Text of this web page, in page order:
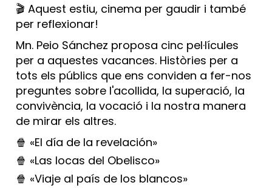
🎬 Aquest estiu, cinema per gaudir i també
per reflexionar!
Mn. Peio Sánchez proposa cinc pel·lícules
per a aquestes vacances. Històries per a
tots els públics que ens conviden a fer-nos
preguntes sobre l'acollida, la superació, la
convivència, la vocació i la nostra manera
de mirar els altres.
🍿 «El día de la revelación»
🍿 «Las locas del Obelisco»
🍿 «Viaje al país de los blancos»